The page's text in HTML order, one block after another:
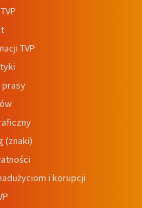
TVP
prasy
(znaki)
i korupcji